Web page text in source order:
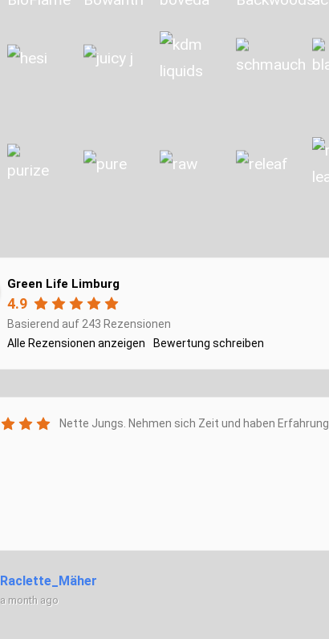
Green Life Limburg
4.9
Basierend auf 243 Rezensionen
Alle Rezensionen anzeigen
Bewertung schreiben
Nette Jungs. Nehmen sich Zeit und haben Erfahrung.
Raclette_Mäher
a month ago